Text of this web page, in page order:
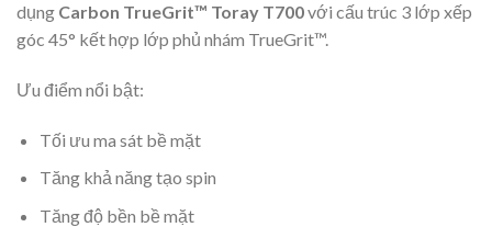
dụng Carbon TrueGrit™ Toray T700với cấu trúc 3 lớp xếp
góc 45° kết hợp lớp phủ nhám TrueGrit™.
Ưu điểm nổi bật:
Tối ưu ma sát bề mặt
Tăng khả năng tạo spin
Tăng độ bền bề mặt